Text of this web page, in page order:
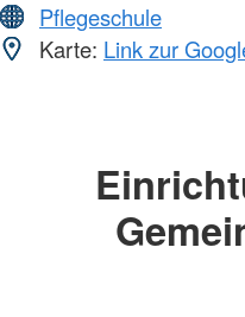
Pflegeschule
Karte: Link zur